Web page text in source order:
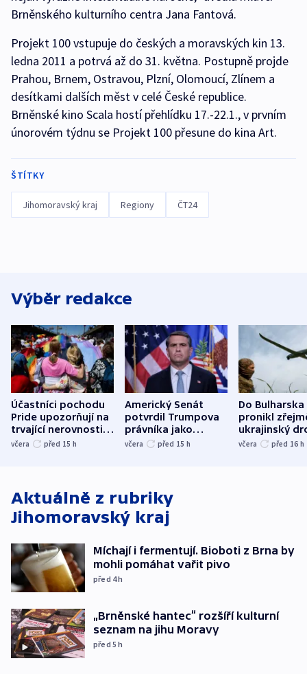
Brněnského kulturního centra Jana Fantová.
Projekt 100 vstupuje do českých a moravských kin 13.
ledna 2011 a potrvá až do 31. května. Postupně projde
Prahou, Brnem, Ostravou, Plzní, Olomoucí, Zlínem a
desítkami dalších měst v celé České republice.
Brněnské kino Scala hostí přehlídku 17.-22.1., v prvním
únorovém týdnu se Projekt 100 přesune do kina Art.
ŠTÍTKY
Jihomoravský kraj Regiony ČT24
Výběr redakce
Účastníci pochodu
Pride upozorňují na
trvající nerovnosti i
společenskou
včera před 15 h
Americký Senát
potvrdil Trumpova
právníka jako
ministra
včera před 15 h
Do Bulharska
pronikl
ukrajinský
explodoval
včera před 16 h
Aktuálně z rubriky
Jihomoravský kraj
Míchají i fermentují. Bioboti z Brna by
mohli pomáhat vařit pivo
před 4h
„Brněnské hantec“ rozšíří kulturní
seznam na jihu Moravy
před 5h